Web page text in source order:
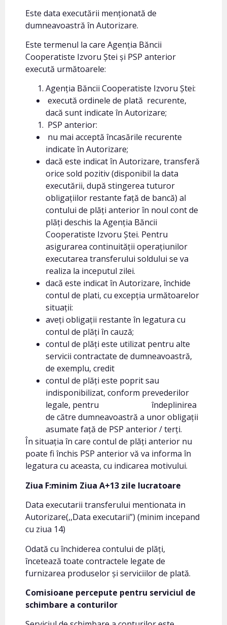
Este data executării menționată de
dumneavoastră în Autorizare.
Este termenul la care Agenția Băncii
Cooperatiste Izvoru Ștei și PSP anterior
execută următoarele:
Agenția Băncii Cooperatiste Izvoru Ștei:
execută ordinele de plată recurente,
dacă sunt indicate în Autorizare;
PSP anterior:
nu mai acceptă încasările recurente
indicate în Autorizare;
dacă este indicat în Autorizare, transferă
orice sold pozitiv (disponibil la data
executării, după stingerea tuturor
obligațiilor restante față de bancă) al
contului de plăți anterior în noul cont de
plăți deschis la Agenția Băncii
Cooperatiste Izvoru Ștei. Pentru
asigurarea continuității operațiunilor
executarea transferului soldului se va
realiza la inceputul zilei.
dacă este indicat în Autorizare, închide
contul de plati, cu excepția următoarelor
situații:
aveți obligații restante în legatura cu
contul de plăți în cauză;
contul de plăți este utilizat pentru alte
servicii contractate de dumneavoastră,
de exemplu, credit
contul de plăți este poprit sau
indisponibilizat, conform prevederilor
legale, pentru îndeplinirea
de către dumneavoastră a unor obligații
asumate față de PSP anterior / terți.
În situația în care contul de plăți anterior nu
poate fi închis PSP anterior vă va informa în
legatura cu aceasta, cu indicarea motivului.
Ziua F:minim Ziua A+13 zile lucratoare
Data executarii transferului mentionata in
Autorizare(,,Data executarii”) (minim incepand
cu ziua 14)
Odată cu închiderea contului de plăți,
încetează toate contractele legate de
furnizarea produselor și serviciilor de plată.
Comisioane percepute pentru serviciul de
schimbare a conturilor